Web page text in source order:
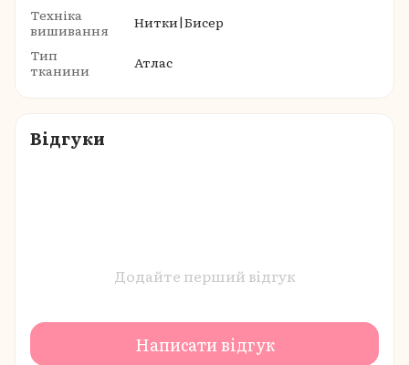
Техніка
вишивання
Нитки|Бисер
Тип
тканини
Атлас
Відгуки
Додайте перший відгук
Написати відгук